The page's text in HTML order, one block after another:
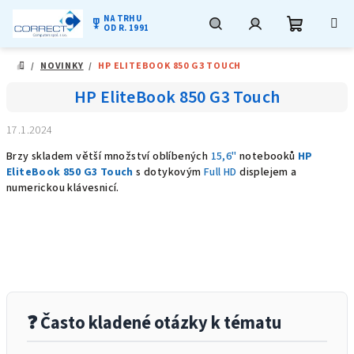
military_tech NA TRHU
OD R. 1991
DOMŮ
/ NOVINKY / HP ELITEBOOK 850 G3 TOUCH
HP EliteBook 850 G3 Touch
17.1.2024
Brzy skladem větší množství oblíbených 15,6" notebooků HP
EliteBook 850 G3 Touch s dotykovýmFull HD displejem a
numerickou klávesnicí.
❓ Často kladené otázky k tématu